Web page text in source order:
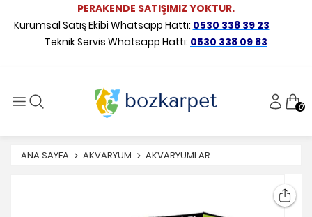
PERAKENDE SATIŞIMIZ YOKTUR.
Kurumsal Satış Ekibi Whatsapp Hattı: 0530 338 39 23
Teknik Servis Whatsapp Hattı: 0530 338 09 83
0
ANA SAYFA AKVARYUM AKVARYUMLAR